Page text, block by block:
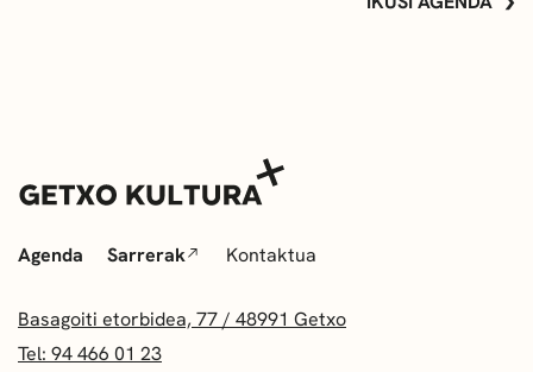
Agenda Sarrerak Kontaktua
Basagoiti etorbidea, 77 / 48991 Getxo
Tel: 94 466 01 23